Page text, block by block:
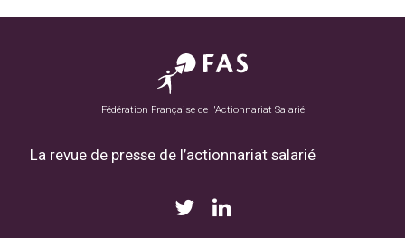
Fédération Française de l'Actionnariat Salarié
La revue de presse de l’actionnariat salarié